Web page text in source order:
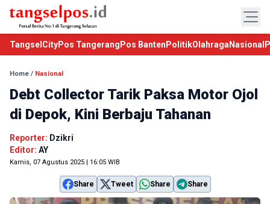
TangselCityPos Tangerang Pos Banten PolitikOlahraga Nasional
Home / Nasional
Debt Collector Tarik Paksa Motor Ojol
di Depok, Kini Berbaju Tahanan
Reporter: Dzikri
Editor: AY
Kamis, 07 Agustus 2025 | 16:05 WIB
Share Tweet Share Share